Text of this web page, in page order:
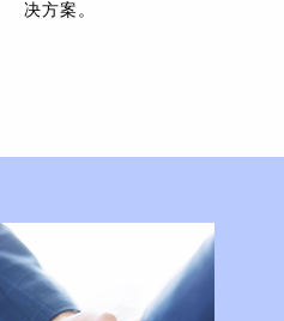
决方案。